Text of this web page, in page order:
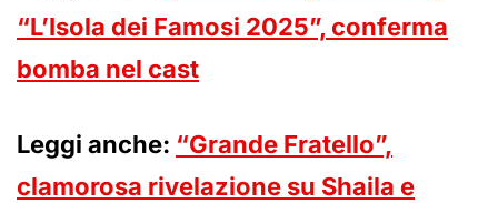
“L’Isola dei Famosi 2025”, conferma
bomba nel cast
Leggi anche: “Grande Fratello”,
clamorosa rivelazione su Shaila e